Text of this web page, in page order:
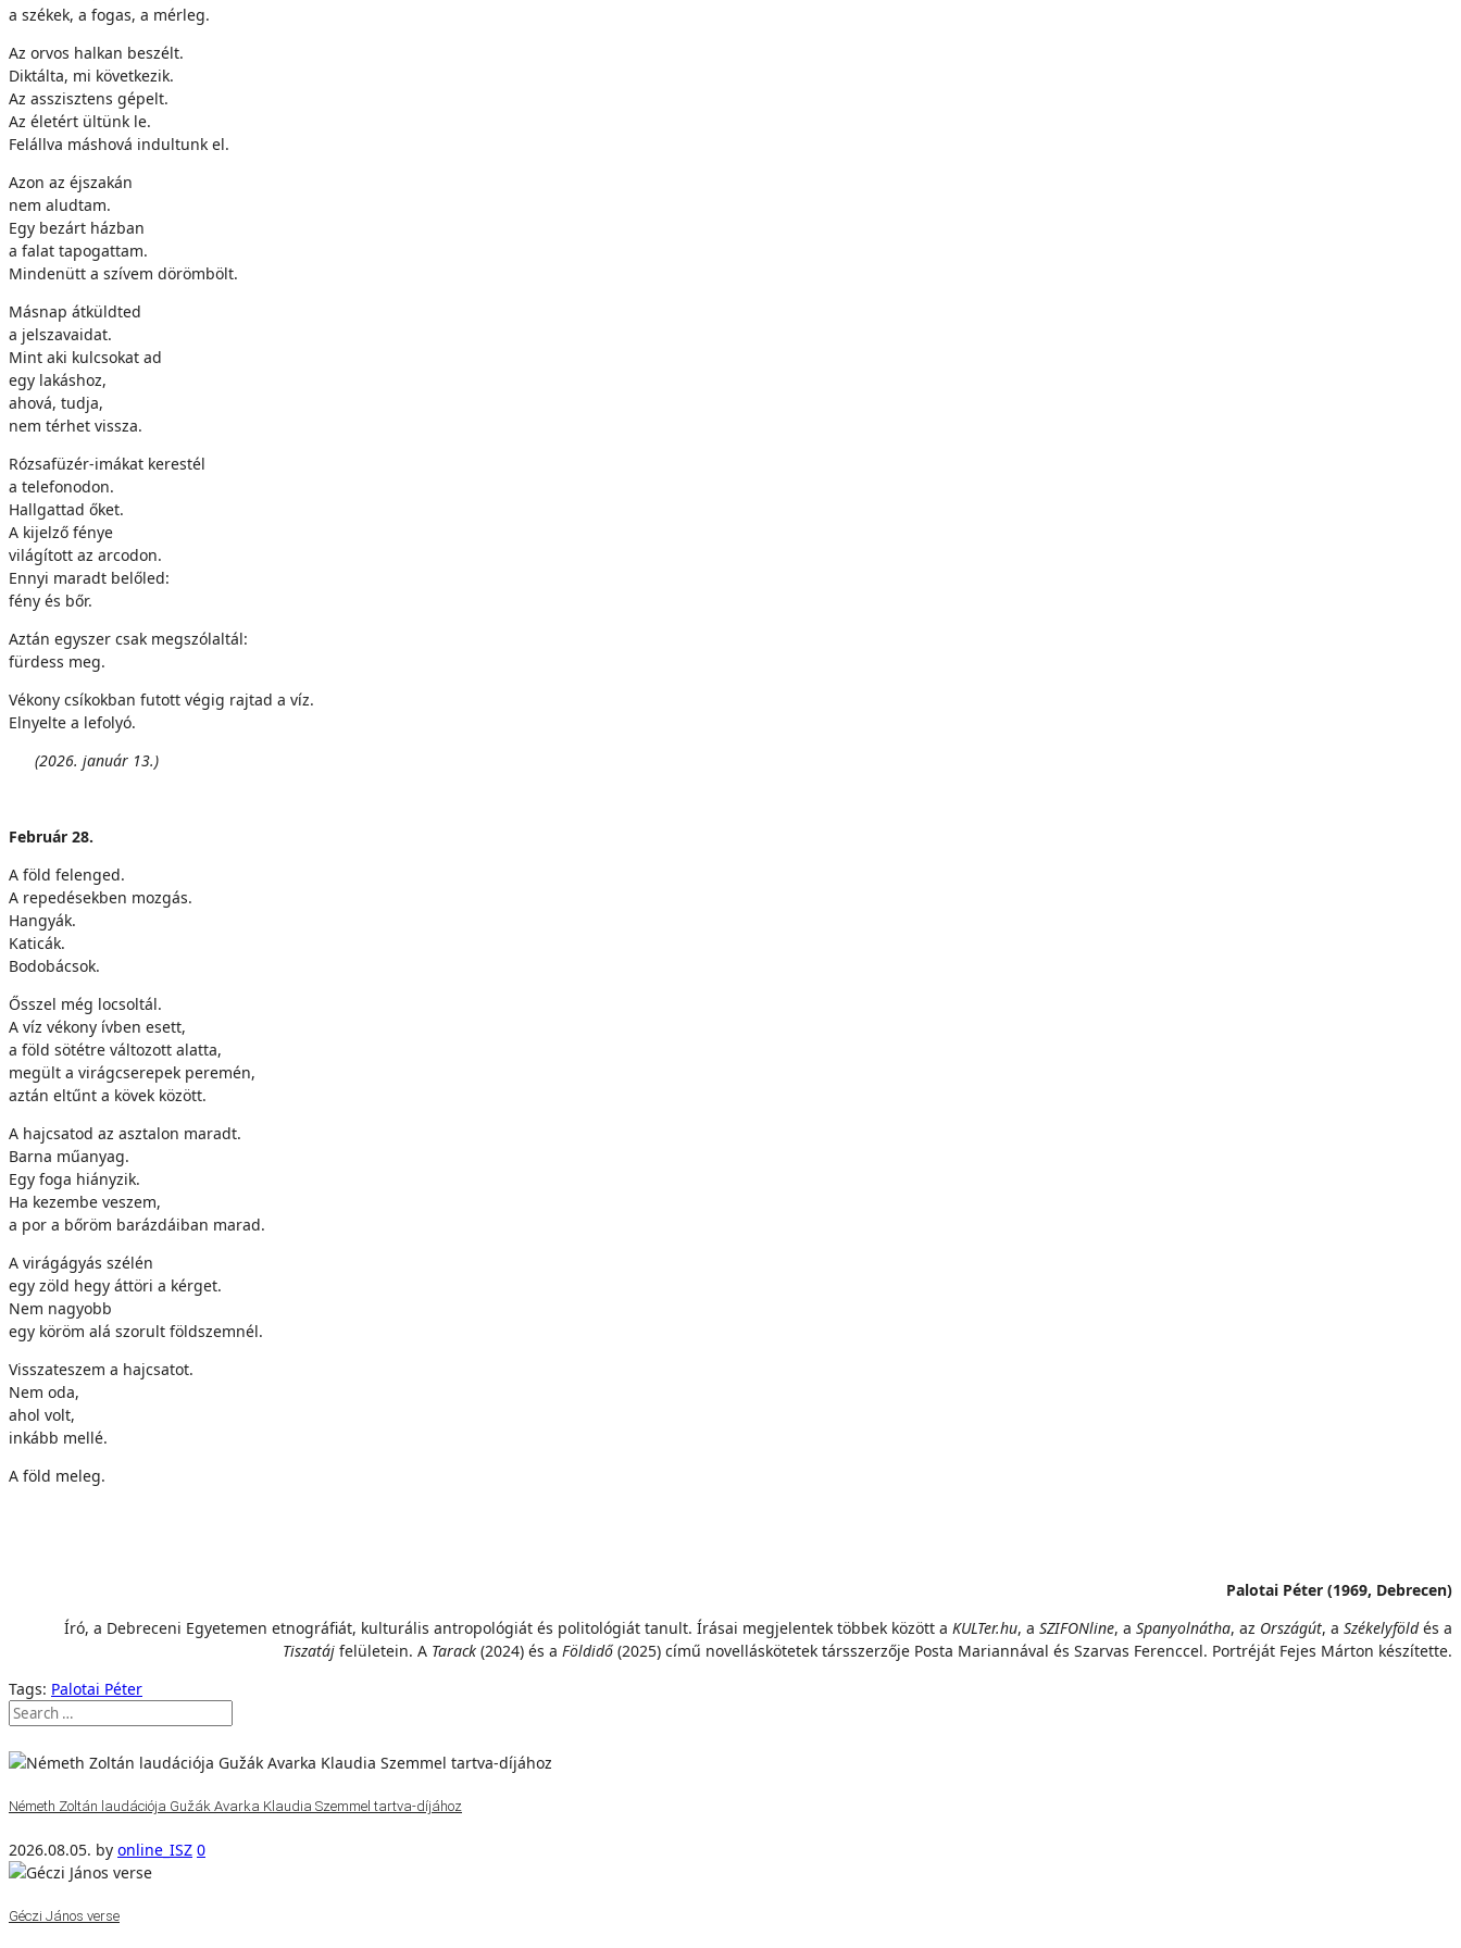
a székek, a fogas, a mérleg.
Az orvos halkan beszélt.
Diktálta, mi következik.
Az asszisztens gépelt.
Az életért ültünk le.
Felállva máshová indultunk el.
Azon az éjszakán
nem aludtam.
Egy bezárt házban
a falat tapogattam.
Mindenütt a szívem dörömbölt.
Másnap átküldted
a jelszavaidat.
Mint aki kulcsokat ad
egy lakáshoz,
ahová, tudja,
nem térhet vissza.
Rózsafüzér-imákat kerestél
a telefonodon.
Hallgattad őket.
A kijelző fénye
világított az arcodon.
Ennyi maradt belőled:
fény és bőr.
Aztán egyszer csak megszólaltál:
fürdess meg.
Vékony csíkokban futott végig rajtad a víz.
Elnyelte a lefolyó.
(2026. január 13.)
Február 28.
A föld felenged.
A repedésekben mozgás.
Hangyák.
Katicák.
Bodobácsok.
Ősszel még locsoltál.
A víz vékony ívben esett,
a föld sötétre változott alatta,
megült a virágcserepek peremén,
aztán eltűnt a kövek között.
A hajcsatod az asztalon maradt.
Barna műanyag.
Egy foga hiányzik.
Ha kezembe veszem,
a por a bőröm barázdáiban marad.
A virágágyás szélén
egy zöld hegy áttöri a kérget.
Nem nagyobb
egy köröm alá szorult földszemnél.
Visszateszem a hajcsatot.
Nem oda,
ahol volt,
inkább mellé.
A föld meleg.
Palotai Péter (1969, Debrecen)
Író, a Debreceni Egyetemen etnográfiát, kulturális antropológiát és politológiát tanult. Írásai megjelentek többek között a KULTer.hu, a SZIFONline, a Spanyolnátha, az Országút, a Székelyföldés a
Tiszatáj felületein. A Tarack (2024) és a Földidő (2025) című novelláskötetek társszerzője Posta Mariannával és Szarvas Ferenccel. Portréját Fejes Márton készítette.
Tags: Palotai Péter
Németh Zoltán laudációja Gužák Avarka Klaudia Szemmel tartva-díjához
2026.08.05. by online_ISZ 0
Géczi János verse